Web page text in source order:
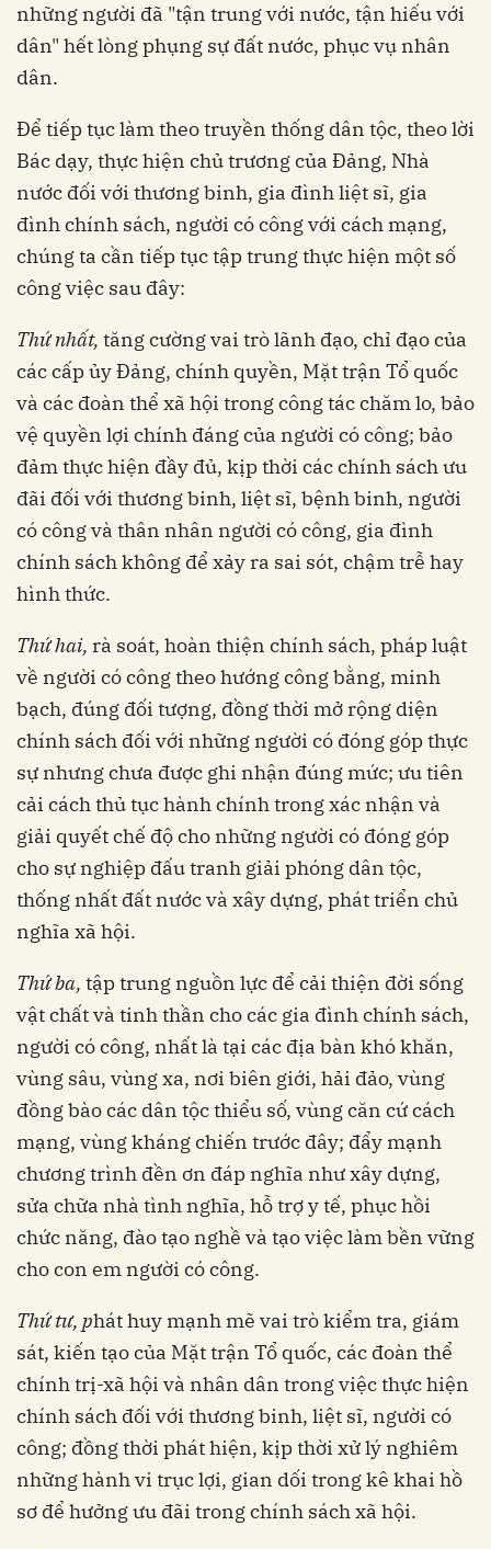
những người đã "tận trung với nước, tận hiếu với
dân" hết lòng phụng sự đất nước, phục vụ nhân
dân.
Để tiếp tục làm theo truyền thống dân tộc, theo lời
Bác dạy, thực hiện chủ trương của Đảng, Nhà
nước đối với thương binh, gia đình liệt sĩ, gia
đình chính sách, người có công với cách mạng,
chúng ta cần tiếp tục tập trung thực hiện một số
công việc sau đây:
Thứ nhất, tăng cường vai trò lãnh đạo, chỉ đạo của
các cấp ủy Đảng, chính quyền, Mặt trận Tổ quốc
và các đoàn thể xã hội trong công tác chăm lo, bảo
vệ quyền lợi chính đáng của người có công; bảo
đảm thực hiện đầy đủ, kịp thời các chính sách ưu
đãi đối với thương binh, liệt sĩ, bệnh binh, người
có công và thân nhân người có công, gia đình
chính sách không để xảy ra sai sót, chậm trễ hay
hình thức.
Thứ hai, rà soát, hoàn thiện chính sách, pháp luật
về người có công theo hướng công bằng, minh
bạch, đúng đối tượng, đồng thời mở rộng diện
chính sách đối với những người có đóng góp thực
sự nhưng chưa được ghi nhận đúng mức; ưu tiên
cải cách thủ tục hành chính trong xác nhận và
giải quyết chế độ cho những người có đóng góp
cho sự nghiệp đấu tranh giải phóng dân tộc,
thống nhất đất nước và xây dựng, phát triển chủ
nghĩa xã hội.
Thứ ba, tập trung nguồn lực để cải thiện đời sống
vật chất và tinh thần cho các gia đình chính sách,
người có công, nhất là tại các địa bàn khó khăn,
vùng sâu, vùng xa, nơi biên giới, hải đảo, vùng
đồng bào các dân tộc thiểu số, vùng căn cứ cách
mạng, vùng kháng chiến trước đây; đẩy mạnh
chương trình đền ơn đáp nghĩa như xây dựng,
sửa chữa nhà tình nghĩa, hỗ trợ y tế, phục hồi
chức năng, đào tạo nghề và tạo việc làm bền vững
cho con em người có công.
Thứ tư, phát huy mạnh mẽ vai trò kiểm tra, giám
sát, kiến tạo của Mặt trận Tổ quốc, các đoàn thể
chính trị-xã hội và nhân dân trong việc thực hiện
chính sách đối với thương binh, liệt sĩ, người có
công; đồng thời phát hiện, kịp thời xử lý nghiêm
những hành vi trục lợi, gian dối trong kê khai hồ
sơ để hưởng ưu đãi trong chính sách xã hội.